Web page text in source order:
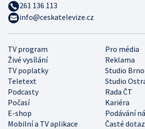
TV program
Pro média
Živé vysílání
Reklama
TV poplatky
Studio Brno
Teletext
Studio
Podcasty
Rada ČT
Počasí
Kariéra
E-shop
Podávání
Mobilní a TV aplikace
Časté
261 136 113
info@ceskatelevize.cz